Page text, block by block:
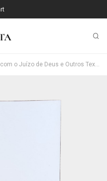
de Deus e Outros Textos Finais (1946-1948)